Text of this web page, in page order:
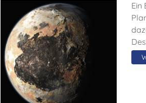
Ein